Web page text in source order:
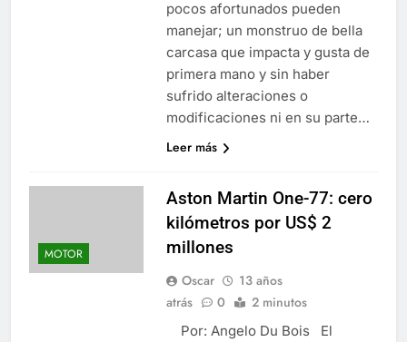
pocos afortunados pueden
manejar; un monstruo de bella
carcasa que impacta y gusta de
primera mano y sin haber
sufrido alteraciones o
modificaciones ni en su parte…
Leer más
MOTOR
Aston Martin One-77: cero
kilómetros por US$ 2
millones
Oscar
13 años
atrás
0 2 minutos
Por: Angelo Du Bois El